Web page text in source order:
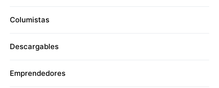
Columistas
Descargables
Emprendedores